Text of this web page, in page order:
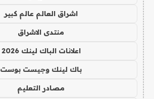
اشراق العالم عالم كبير
منتدى الاشراق
اعلانات الباك لينك 2026
باك لينك وجيست بوست
مصادر التعليم